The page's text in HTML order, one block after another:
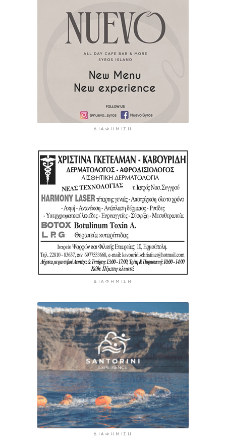
ΔΙΑΦΉΜΙΣΗ
ΔΙΑΦΉΜΙΣΗ
ΔΙΑΦΉΜΙΣΗ